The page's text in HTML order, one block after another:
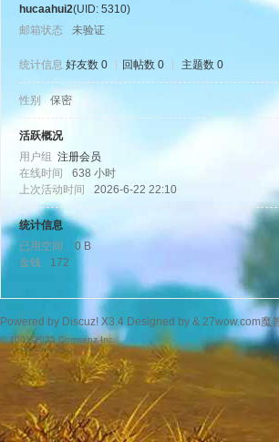
hucaahui2(UID: 5310)
邮箱状态
未验证
统计信息 好友数 0 回帖数 0 主题数 0
性别 保密
活跃概况
用户组 注册会员
在线时间
638 小时
上次活动时间
2026-6-22 22:10
统计信息
已用空间
0 B
金钱
172
Powered by Discuz! X3.4 Designed by & 27wow.com魔
© 2001-2025Comsenz Inc.